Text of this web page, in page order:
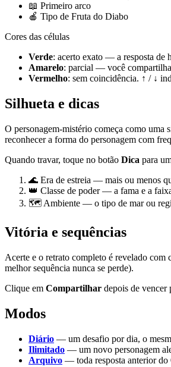
📖 Primeiro arco
🍎 Tipo de Fruta do Diabo
Cores das células
Verde: acerto exato — a resposta de
Amarelo: parcial — você
Vermelho: sem coincidência. ↑ / ↓
Silhueta e dicas
O personagem-mistério começa como uma
reconhecer a forma do personagem com
Quando travar, toque no botão Dica para
🌊 Era de estreia — mais ou menos
👑 Classe de poder — a fama e a
🗺️ Ambiente — o tipo de mar ou
Vitória e sequências
Acerte e o retrato completo é revelado
melhor sequência nunca se perde).
Clique em Compartilhar depois de vencer
Modos
Diário — um desafio por dia, o
Ilimitado — um novo personagem
Arquivo — toda resposta anterior do